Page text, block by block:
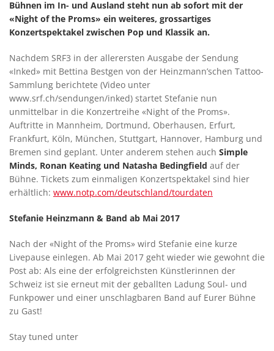
Bühnen im In- und Ausland steht nun ab sofort mit der
«Night of the Proms» ein weiteres, grossartiges
Konzertspektakel zwischen Pop und Klassik an.
Nachdem SRF3 in der allerersten Ausgabe der Sendung
«Inked» mit Bettina Bestgen von der Heinzmann’schen Tattoo-
Sammlung berichtete (Video unter
www.srf.ch/sendungen/inked) startet Stefanie nun
unmittelbar in die Konzertreihe «Night of the Proms».
Auftritte in Mannheim, Dortmund, Oberhausen, Erfurt,
Frankfurt, Köln, München, Stuttgart, Hannover, Hamburg und
Bremen sind geplant. Unter anderem stehen auch Simple
Minds, Ronan Keating und Natasha Bedingfield auf der
Bühne. Tickets zum einmaligen Konzertspektakel sind hier
erhältlich: www.notp.com/deutschland/tourdaten
Stefanie Heinzmann & Band ab Mai 2017
Nach der «Night of the Proms» wird Stefanie eine kurze
Livepause einlegen. Ab Mai 2017 geht wieder wie gewohnt die
Post ab: Als eine der erfolgreichsten Künstlerinnen der
Schweiz ist sie erneut mit der geballten Ladung Soul- und
Funkpower und einer unschlagbaren Band auf Eurer Bühne
zu Gast!
Stay tuned unter